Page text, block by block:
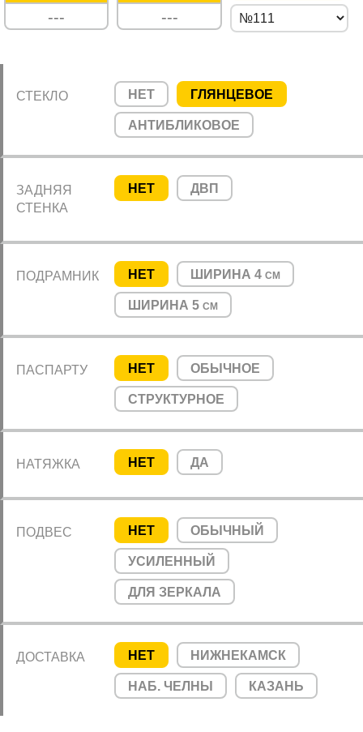
СТЕКЛО НЕТ ГЛЯНЦЕВОЕ
АНТИБЛИКОВОЕ
ЗАДНЯЯ
СТЕНКА
НЕТ ДВП
ПОДРАМНИК НЕТ ШИРИНА 4 СМ
ШИРИНА 5 СМ
ПАСПАРТУ НЕТ ОБЫЧНОЕ
СТРУКТУРНОЕ
НАТЯЖКА НЕТ ДА
ПОДВЕС НЕТ ОБЫЧНЫЙ
УСИЛЕННЫЙ
ДЛЯ ЗЕРКАЛА
ДОСТАВКА НЕТ НИЖНЕКАМСК
НАБ. ЧЕЛНЫ КАЗАНЬ